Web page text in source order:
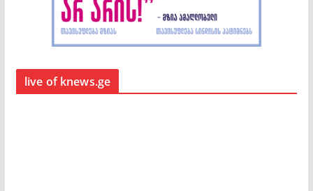
live of knews.ge